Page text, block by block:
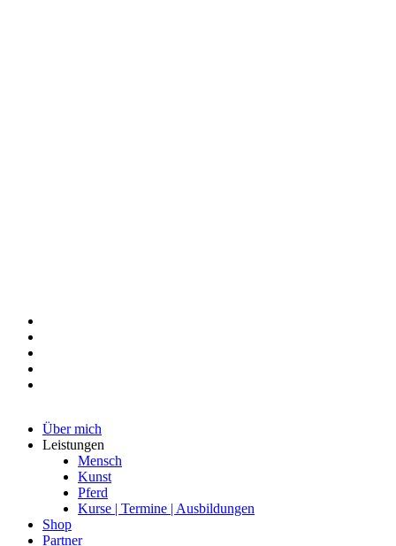
Über mich
Leistungen
Mensch
Kunst
Pferd
Kurse | Termine | Ausbildungen
Shop
Partner